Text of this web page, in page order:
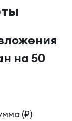
на 50
(₽)